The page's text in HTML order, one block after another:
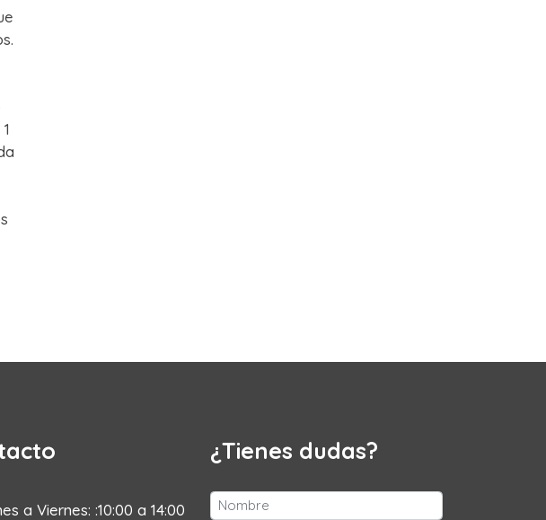
a Viernes: :10:00 a 14:00
¿Tienes dudas?